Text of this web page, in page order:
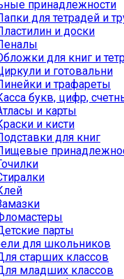
принадлежности
для тетрадей и
и доски
для книг и
и готовальни
и трафареты
букв, цифр,
и карты
и кисти
для книг
парты
для школьников
старших классов
младших классов